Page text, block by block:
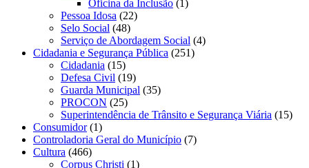
Oficina da Inclusão (1)
Pessoa Idosa (22)
Selo Social (48)
Serviço de Abordagem Social (4)
Cidadania e Segurança Pública (251)
Cidadania (15)
Defesa Civil (19)
Guarda Municipal (35)
PROCON (25)
Superintendência de Trânsito e Segurança Viária (15)
Consumidor(1)
Controladoria Geral do Município (7)
Cultura (466)
Corpus Christi (1)